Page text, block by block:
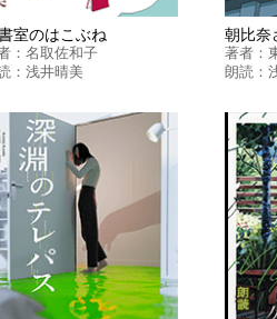
室のはこぶね
： 名取佐和子
： 浅井晴美
朝比奈
著者：
朗読：